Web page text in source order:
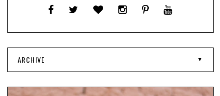
ARCHIVE